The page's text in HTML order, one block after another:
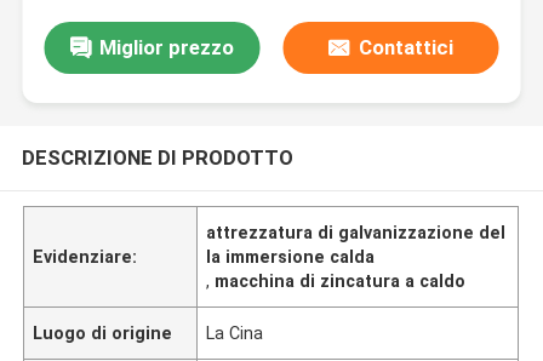
Miglior prezzo Contattici
DESCRIZIONE DI PRODOTTO
Evidenziare:
attrezzatura di galvanizzazione del
la immersione calda
, macchina di zincatura a caldo
Luogo di origine La Cina